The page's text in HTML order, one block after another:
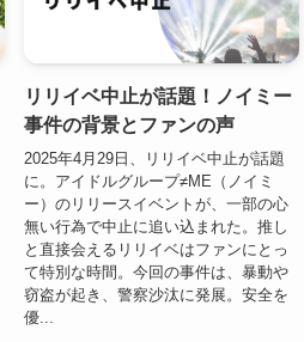
リリイベ中止が話題！ノイミー
事件の背景とファンの声
2025年4月29日、リリイベ中止が話題
に。アイドルグループ≠ME（ノイミ
ー）のリリースイベントが、一部の心
無い行為で中止に追い込まれた。推し
と直接会えるリリイベはファンにとっ
て特別な時間。今回の事件は、暴動や
窃盗が起き、警察沙汰に発展。安全を
優...